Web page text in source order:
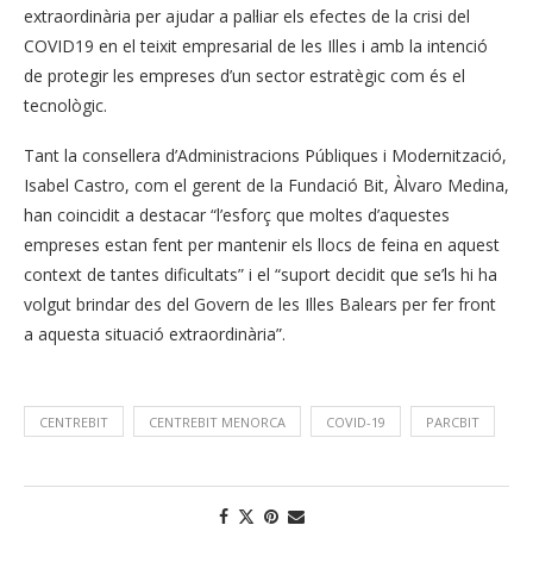
extraordinària per ajudar a pal·liar els efectes de la crisi del
COVID19 en el teixit empresarial de les Illes i amb la intenció
de protegir les empreses d’un sector estratègic com és el
tecnològic.
Tant la consellera d’Administracions Públiques i Modernització,
Isabel Castro, com el gerent de la Fundació Bit, Àlvaro Medina,
han coincidit a destacar “l’esforç que moltes d’aquestes
empreses estan fent per mantenir els llocs de feina en aquest
context de tantes dificultats” i el “suport decidit que se’ls hi ha
volgut brindar des del Govern de les Illes Balears per fer front
a aquesta situació extraordinària”.
CENTREBIT CENTREBIT MENORCA COVID-19 PARCBIT